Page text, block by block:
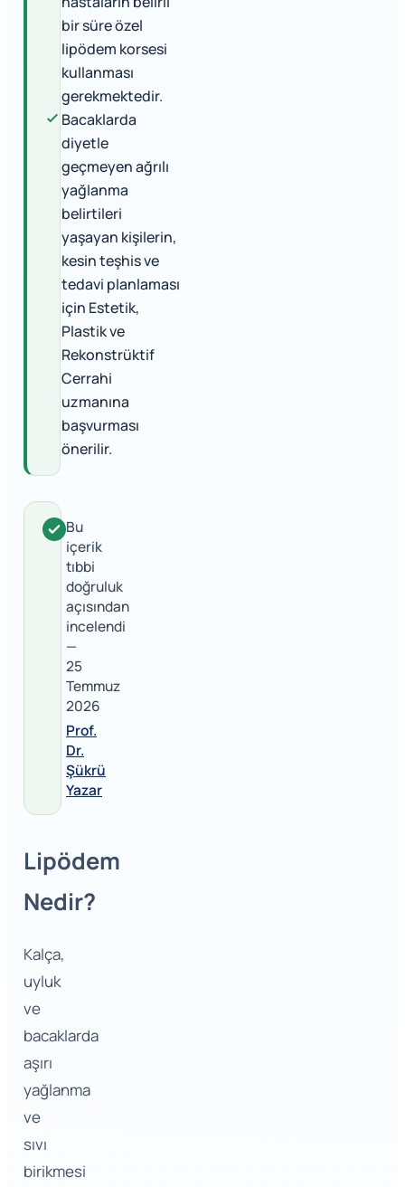
bir süre özel
lipödem korsesi
kullanması
gerekmektedir.
Bacaklarda
diyetle
geçmeyen ağrılı
yağlanma
belirtileri
yaşayan kişilerin,
kesin teşhis ve
tedavi planlaması
için Estetik,
Plastik ve
Rekonstrüktif
Cerrahi
uzmanına
başvurması
önerilir.
Bu
içerik
tıbbi
doğruluk
açısından
incelendi
—
25
Temmuz
2026
Prof.
Dr.
Şükrü
Yazar
Lipödem
Nedir?
Kalça,
uyluk
ve
bacaklarda
aşırı
yağlanma
ve
sıvı
birikmesi